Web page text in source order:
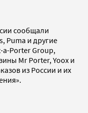
сообщали
Puma и другие
a-Porter Group,
Mr Porter, Yoox и
из России и их